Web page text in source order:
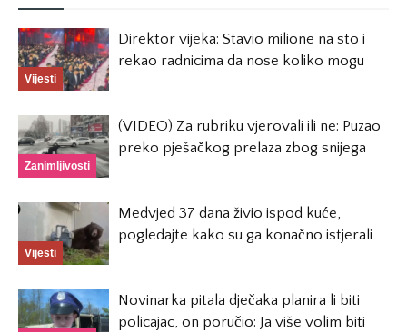
Vijesti
Direktor vijeka: Stavio milione na sto i
rekao radnicima da nose koliko mogu
Zanimljivosti
(VIDEO) Za rubriku vjerovali ili ne: Puzao
preko pješačkog prelaza zbog snijega
Vijesti
Medvjed 37 dana živio ispod kuće,
pogledajte kako su ga konačno istjerali
Novinarka pitala dječaka planira li biti
policajac, on poručio: Ja više volim biti